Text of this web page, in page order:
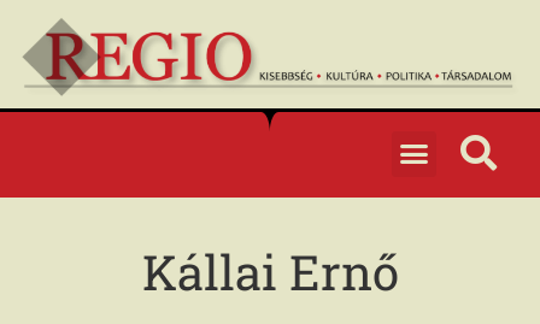
Kállai Ernő